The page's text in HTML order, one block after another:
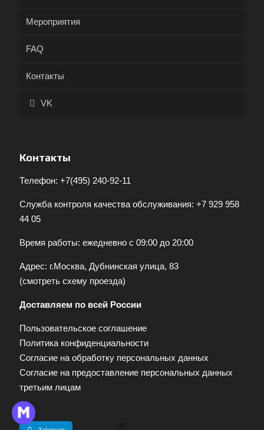
Мероприятия
FAQ
Контакты
VK
Контакты
Телефон: +7(495) 240-92-11
Служба контроля качества обслуживания: +7 929 958
44 05
Время работы: ежедневно с 09:00 до 20:00
Адрес: г.Москва, Дубнинская улица, 83
(смотреть схему проезда)
Доставляем по всей России
Пользовательское соглашение
Политика конфиденциальности
Согласие на обработку персональных данных
Согласие на предоставление персональных данных
третьим лицам